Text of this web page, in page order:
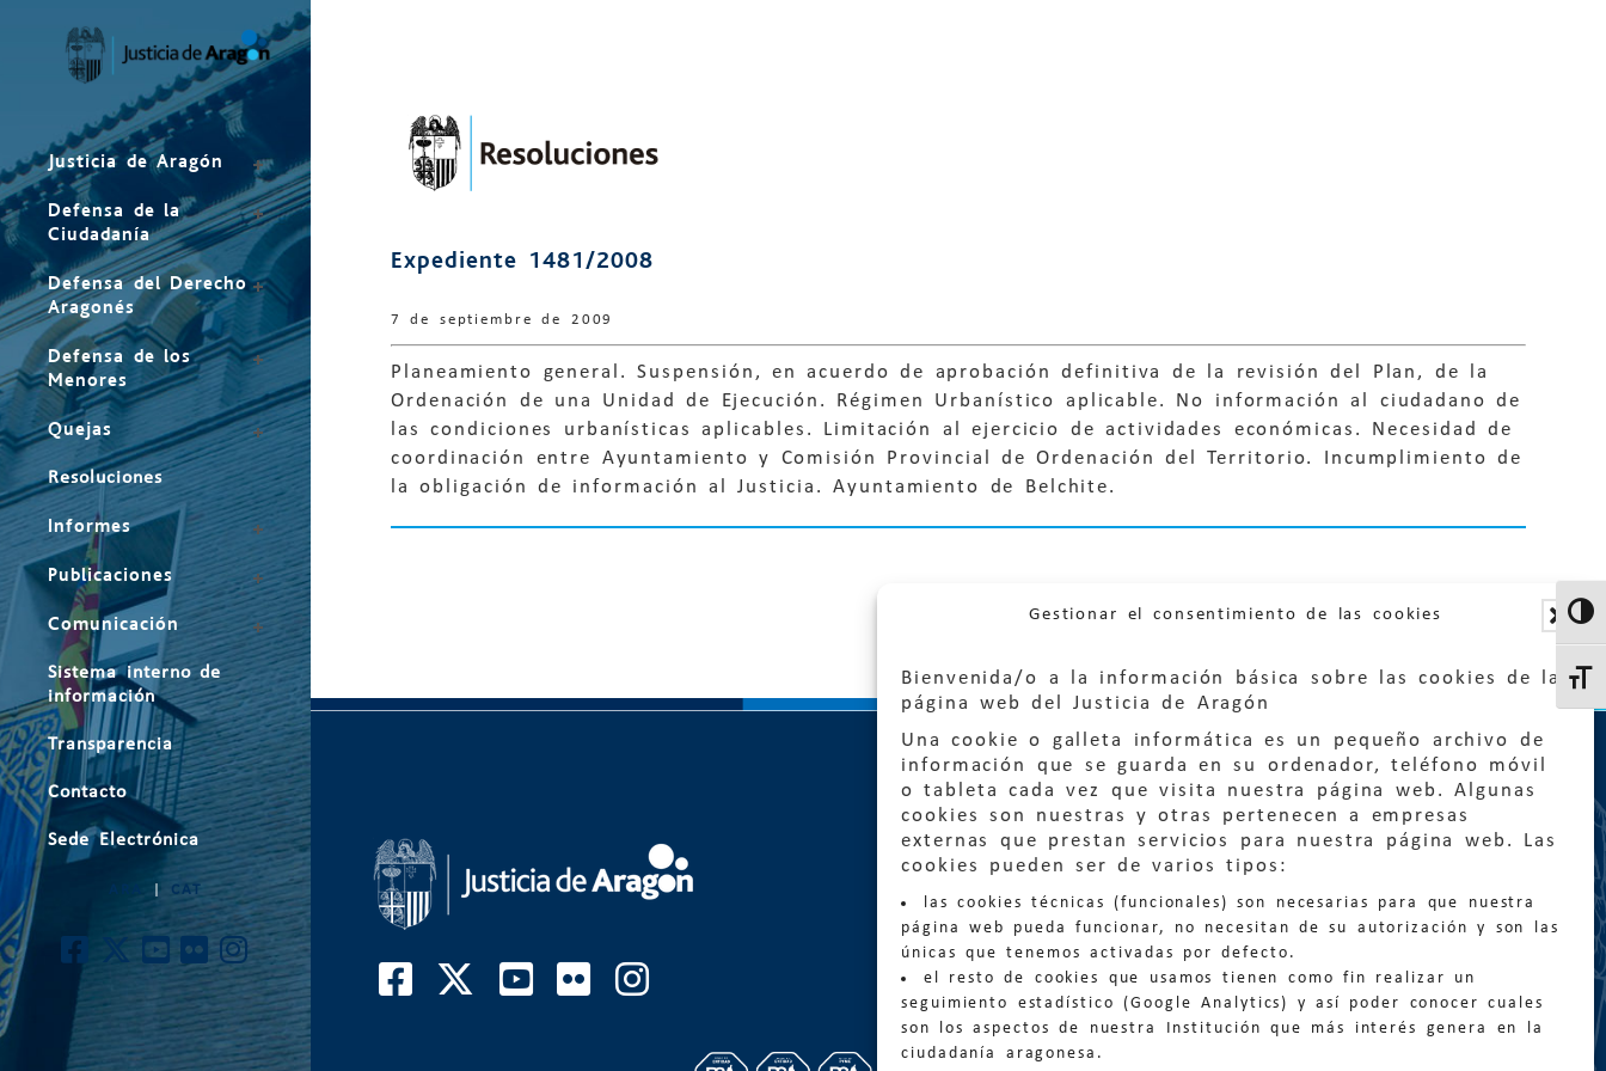
Gestionar el consentimiento de las cookies
Bienvenida/o a la información básica sobre las cookies de la
página web del Justicia de Aragón
Una cookie o galleta informática es un pequeño archivo de
información que se guarda en su ordenador, teléfono móvil
o tableta cada vez que visita nuestra página web. Algunas
cookies son nuestras y otras pertenecen a empresas
externas que prestan servicios para nuestra página web. Las
cookies pueden ser de varios tipos:
las cookies técnicas (funcionales) son necesarias para que nuestra
página web pueda funcionar, no necesitan de su autorización y son las
únicas que tenemos activadas por defecto.
el resto de cookies que usamos tienen como fin realizar un
seguimiento estadístico (Google Analytics) y así poder conocer cuales
son los aspectos de nuestra Institución que más interés genera en la
ciudadanía aragonesa.
Justicia de Aragón
Defensa de la
Ciudadanía
Defensa del Derecho
Aragonés
Defensa de los
Menores
Quejas
Resoluciones
Informes
Publicaciones
Comunicación
Sistema interno de
información
Transparencia
Contacto
Sede Electrónica
ARA CAT
Expediente 1481/2008
7 de septiembre de 2009
Planeamiento general. Suspensión, en acuerdo de aprobación definitiva de la revisión del Plan, de la
Ordenación de una Unidad de Ejecución. Régimen Urbanístico aplicable. No información al ciudadano de
las condiciones urbanísticas aplicables. Limitación al ejercicio de actividades económicas. Necesidad de
coordinación entre Ayuntamiento y Comisión Provincial de Ordenación del Territorio. Incumplimiento de
la obligación de información al Justicia. Ayuntamiento de Belchite.
Quejas:quejas@eljusticiadearagon.es
Información general:
informacion@eljusticiadearagon.es
Teléfonos: 900 210 210/ 976 399 354